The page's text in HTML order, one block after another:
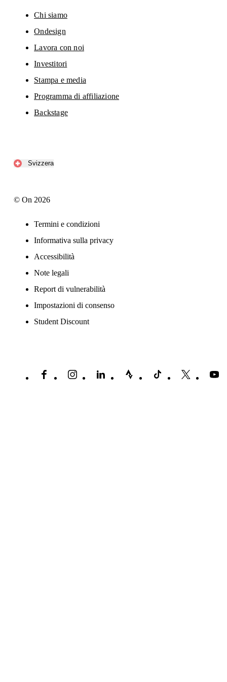
Chi siamo
Ondesign
Lavora con noi
Investitori
Stampa e media
Programma di affiliazione
Backstage
Svizzera
© On 2026
Termini e condizioni
Informativa sulla privacy
Accessibilità
Note legali
Report di vulnerabilità
Impostazioni di consenso
Student Discount